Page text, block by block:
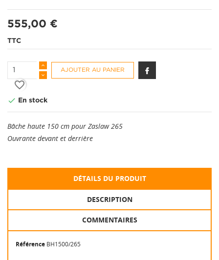
555,00 €
TTC
AJOUTER AU PANIER
favorite_border
 En stock
Bâche haute 150 cm pour Zaslaw 265
Ouvrante devant et derrière
DÉTAILS DU PRODUIT
DESCRIPTION
COMMENTAIRES
Référence BH1500/265